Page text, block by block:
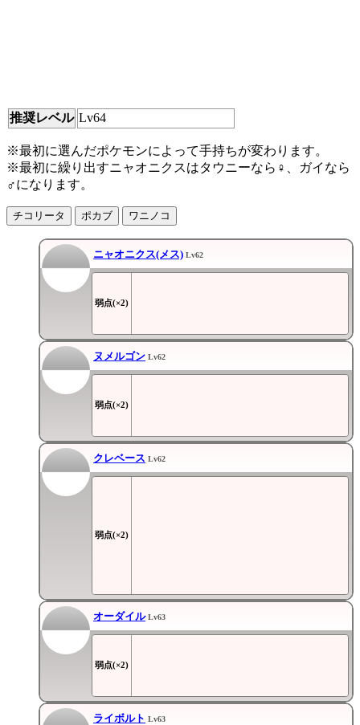
推奨レベル Lv64
※最初に選んだポケモンによって手持ちが変わります。
※最初に繰り出すニャオニクスはタウニーなら♀、ガイなら
♂になります。
チコリータ ポカブ ワニノコ
ニャオニクス(メス) Lv62
弱点(×2)
ヌメルゴン Lv62
弱点(×2)
クレベース Lv62
弱点(×2)
オーダイル Lv63
弱点(×2)
ライボルト Lv63